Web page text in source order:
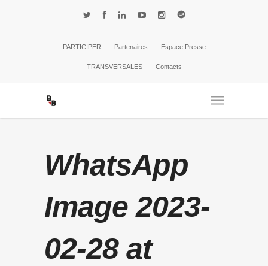
PARTICIPER Partenaires Espace Presse
TRANSVERSALES Contacts
WhatsApp
Image 2023-
02-28 at